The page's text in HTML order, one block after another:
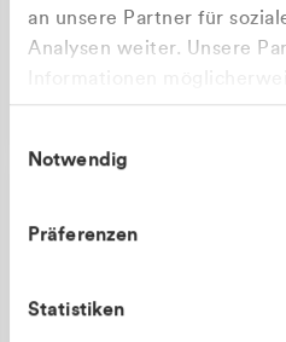
an unsere Partner für
Analysen weiter. Unsere
zusammen, die Sie ihnen
gesammelt haben.
Notwendig
Präferenzen
Statistiken
Apilash